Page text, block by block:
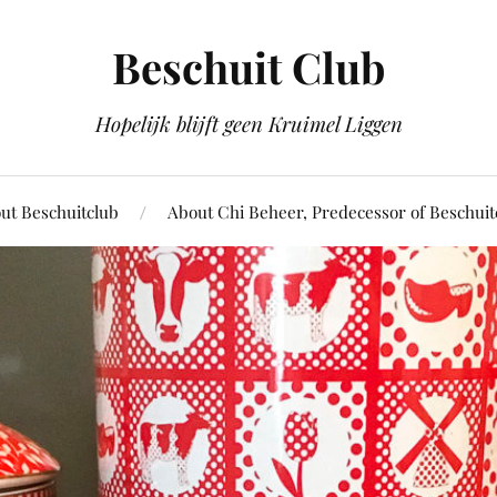
Beschuit Club
Hopelijk blijft geen Kruimel Liggen
Beschuitclub About Chi Beheer, Predecessor of